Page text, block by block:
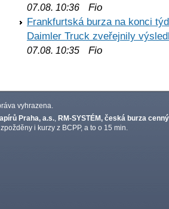
07.08. 10:36 Fio
Frankfurtská burza na konci
Daimler Truck zveřejnily
07.08. 10:35 Fio
vyhrazena.
Praha, a.s. RM-SYSTÉM, česká burza
i kurzy z BCPP, a to o 15 min.